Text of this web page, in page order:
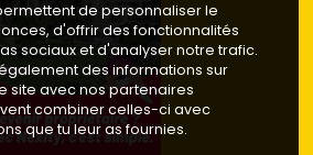
de personnaliser le
d'offrir des fonctionnalités
sociaux et d'analyser notre trafic.
des informations sur
site avec nos partenaires
combiner celles-ci avec
que tu leur as fournies.